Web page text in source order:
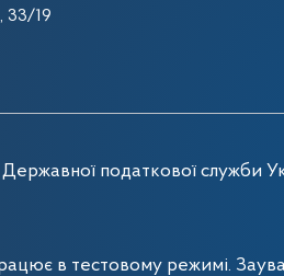
33/19
Державної податкової служби
в тестовому режимі.